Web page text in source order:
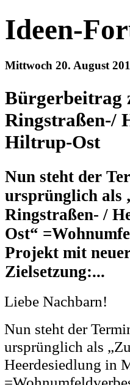
Ideen-
Mittwoch 20. August
Bürgerbeitrag
Ringstraßen-/
Hiltrup-Ost
Nun steht der
ursprünglich als
Ringstraßen- /
Ost“
Projekt mit
Zielsetzung:...
Liebe Nachbarn!
Nun steht der
ursprünglich als
Heerdesiedlung in